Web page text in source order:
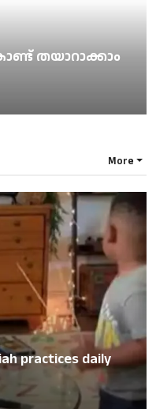
തയാറാക്കാം
More
practices daily